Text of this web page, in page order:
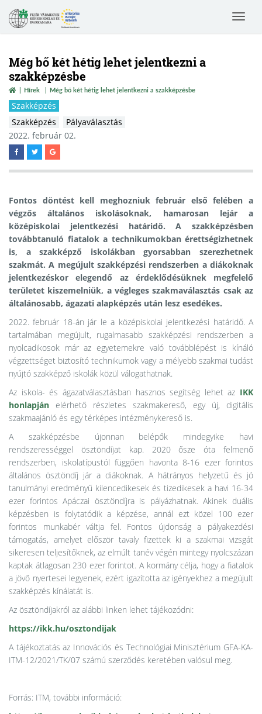
Toggle
Még bő két hétig lehet jelentkezni a
szakképzésbe
Hírek Még bő két hétig lehet jelentkezni a szakképzésbe
Szakképzés
Szakképzés
Pályaválasztás
2022. február 02.
Fontos döntést kell meghozniuk február első felében a
végzős általános iskolásoknak, hamarosan lejár a
középiskolai jelentkezési határidő.A szakképzésben
továbbtanuló fiatalok a technikumokban érettségizhetnek
is, a szakképző iskolákban gyorsabban szerezhetnek
szakmát. A megújult szakképzési rendszerben a diákoknak
jelentkezéskor elegendő az érdeklődésüknek megfelelő
területet kiszemelniük, a végleges szakmaválasztás csak az
általánosabb, ágazati alapképzés után lesz esedékes.
2022. február 18-án jár le a középiskolai jelentkezési határidő. A
tartalmában megújult, rugalmasabb szakképzési rendszerben a
nyolcadikosok már az egyetemekre való továbblépést is kínáló
végzettséget biztosító technikumok vagy a mélyebb szakmai tudást
nyújtó szakképző iskolák közül válogathatnak.
Az iskola- és ágazatválasztásban hasznos segítség lehet az IKK
honlapján elérhető részletes szakmakereső, egy új, digitális
szakmaajánló és egy térképes intézménykereső is.
A szakképzésbe újonnan belépők mindegyike havi
rendszerességgel ösztöndíjat kap. 2020 ősze óta felmenő
rendszerben, iskolatípustól függően havonta 8-16 ezer forintos
általános ösztöndíj jár a diákoknak. A hátrányos helyzetű és jó
tanulmányi eredményű kilencedikesek és tizedikesek a havi 16-34
ezer forintos Apáczai ösztöndíjra is pályázhatnak. Akinek duális
képzésben is folytatódik a képzése, annál ezt közel 100 ezer
forintos munkabér váltja fel. Fontos újdonság a pályakezdési
támogatás, amelyet először tavaly fizettek ki a szakmai vizsgát
sikeresen teljesítőknek, az elmúlt tanév végén mintegy nyolcszázan
kaptak átlagosan 230 ezer forintot. A kormány célja, hogy a fiatalok
a jövő nyertesei legyenek, ezért igazította az igényekhez a megújult
szakképzés kínálatát is.
Az ösztöndíjakról az alábbi linken lehet tájékozódni:
https://ikk.hu/osztondijak
A tájékoztatás az Innovációs és Technológiai Minisztérium GFA-KA-
ITM-12/2021/TK/07 számú szerződés keretében valósul meg.
Forrás: ITM, további információ: